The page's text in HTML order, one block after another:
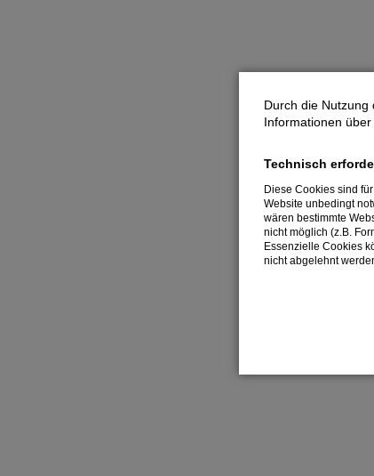
Durch die Nutzung
Informationen
Technisch
Diese Cookies sind
Website unbedingt
wären bestimmte
nicht möglich (z.B.
Essenzielle Cookies
nicht abgelehnt